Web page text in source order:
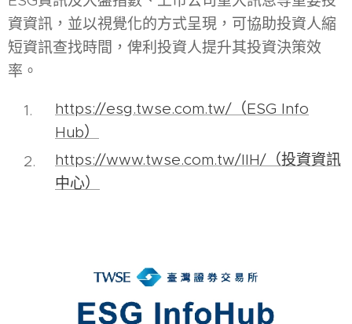
資資訊，並以視覺化的方式呈現，可協助投資人縮
短資訊查找時間，俾利投資人提升其投資決策效
率。
https://esg.twse.com.tw/（ESG Info
Hub）
https://www.twse.com.tw/IIH/（投資資訊
中心）